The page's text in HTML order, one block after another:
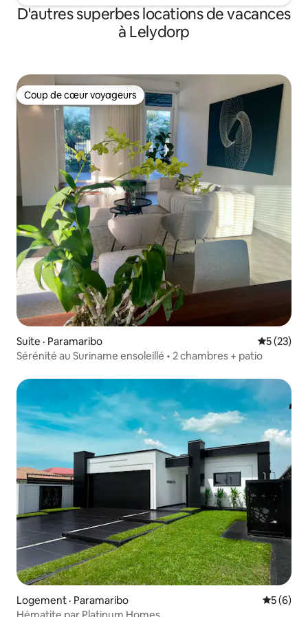
D'autres superbes locations de vacances
à Lelydorp
Coup de cœur voyageurs
Coup de cœur voyageurs
Suite · Paramaribo Note
5 (23)
Sérénité au Suriname ensoleillé • 2 chambres + patio
Logement · Paramaribo Note
5 (6)